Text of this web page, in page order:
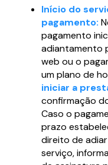
Início do
pagamento:
pagamento
adiantamento
web ou o
um plano de
iniciar a
confirmação
Caso o
prazo
direito de
serviço,